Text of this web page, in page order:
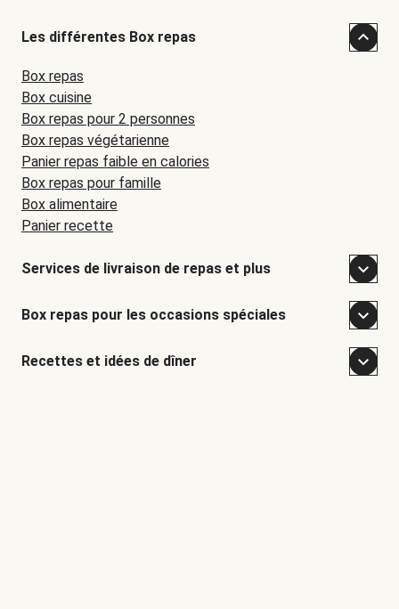
Les différentes Box repas
Box repas
Box cuisine
Box repas pour 2 personnes
Box repas végétarienne
Panier repas faible en calories
Box repas pour famille
Box alimentaire
Panier recette
Services de livraison de repas et plus
Box repas pour les occasions spéciales
Recettes et idées de dîner